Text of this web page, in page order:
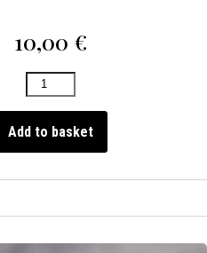
10,00 €
Add to basket